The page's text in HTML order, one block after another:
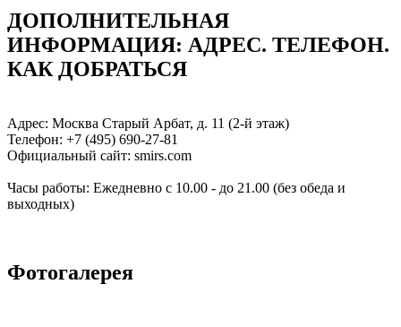
ДОПОЛНИТЕЛЬНАЯ
ИНФОРМАЦИЯ: АДРЕC. ТЕЛЕФОН.
КАК ДОБРАТЬСЯ
Адрес: Москва Старый Арбат, д. 11 (2-й этаж)
Телефон: +7 (495) 690-27-81
Официальный сайт: smirs.com
Часы работы: Ежедневно с 10.00 - до 21.00 (без обеда и
выходных)
Фотогалерея